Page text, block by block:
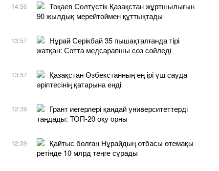
14:36
Тоқаев Солтүстік Қазақстан жұртшылығын
90 жылдық мерейтоймен құттықтады
13:57
Нұрай Серікбай 35 пышақталғанда тірі
жатқан: Сотта медсарапшы сөз сөйледі
13:57
Қазақстан Өзбекстанның ең ірі үш сауда
әріптесінің қатарына енді
12:39
Грант иегерлері қандай университеттерді
таңдады: ТОП-20 оқу орны
12:39
Қайтыс болған Нұрайдың отбасы өтемақы
ретінде 10 млрд теңге сұрады